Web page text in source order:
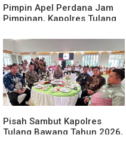
Pimpin Apel Perdana Jam
Pimpinan, Kapolres Tulang
dan Penekanan Pada
Personil
Pisah Sambut Kapolres
Tulang Bawang Tahun 2026,